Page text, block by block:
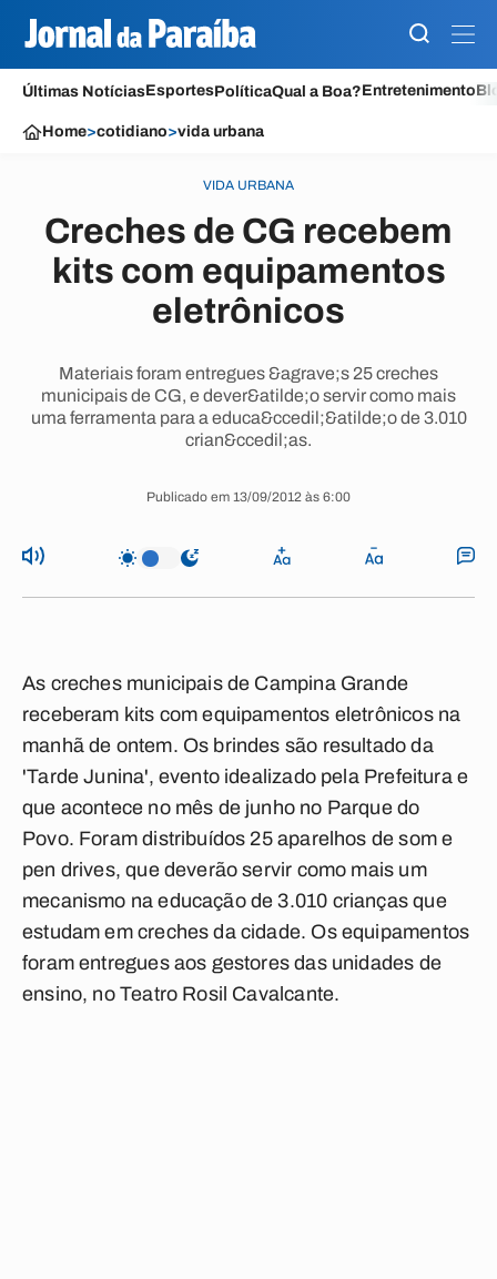
Últimas NotíciasEsportesPolíticaQual a Boa?Entretenimento
Home>cotidiano>vida urbana
VIDA URBANA
Creches de CG recebem
kits com equipamentos
eletrônicos
Materiais foram entregues &agrave;s 25 creches
municipais de CG, e dever&atilde;o servir como mais
uma ferramenta para a educa&ccedil;&atilde;o de 3.010
crian&ccedil;as.
Publicado em 13/09/2012 às 6:00
As creches municipais de Campina Grande
receberam kits com equipamentos eletrônicos na
manhã de ontem. Os brindes são resultado da
'Tarde Junina', evento idealizado pela Prefeitura e
que acontece no mês de junho no Parque do
Povo. Foram distribuídos 25 aparelhos de som e
pen drives, que deverão servir como mais um
mecanismo na educação de 3.010 crianças que
estudam em creches da cidade. Os equipamentos
foram entregues aos gestores das unidades de
ensino, no Teatro Rosil Cavalcante.